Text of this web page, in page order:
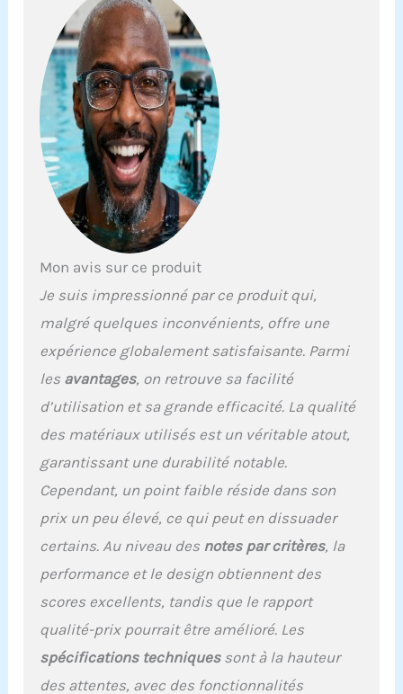
Mon avis sur ce produit
Je suis impressionné par ce produit qui,
malgré quelques inconvénients, offre une
expérience globalement satisfaisante. Parmi
les avantages, on retrouve sa facilité
d’utilisation et sa grande efficacité. La qualité
des matériaux utilisés est un véritable atout,
garantissant une durabilité notable.
Cependant, un point faible réside dans son
prix un peu élevé, ce qui peut en dissuader
certains. Au niveau des notes par critères, la
performance et le design obtiennent des
scores excellents, tandis que le rapport
qualité-prix pourrait être amélioré. Les
spécifications techniquessont à la hauteur
des attentes, avec des fonctionnalités